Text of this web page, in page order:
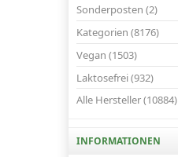
Sonderposten (2)
Kategorien (8176)
Vegan (1503)
Laktosefrei (932)
Alle Hersteller (10884)
INFORMATIONEN